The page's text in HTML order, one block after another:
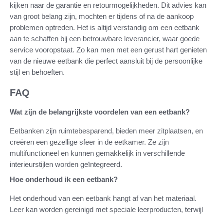
kijken naar de garantie en retourmogelijkheden. Dit advies kan
van groot belang zijn, mochten er tijdens of na de aankoop
problemen optreden. Het is altijd verstandig om een eetbank
aan te schaffen bij een betrouwbare leverancier, waar goede
service vooropstaat. Zo kan men met een gerust hart genieten
van de nieuwe eetbank die perfect aansluit bij de persoonlijke
stijl en behoeften.
FAQ
Wat zijn de belangrijkste voordelen van een eetbank?
Eetbanken zijn ruimtebesparend, bieden meer zitplaatsen, en
creëren een gezellige sfeer in de eetkamer. Ze zijn
multifunctioneel en kunnen gemakkelijk in verschillende
interieurstijlen worden geïntegreerd.
Hoe onderhoud ik een eetbank?
Het onderhoud van een eetbank hangt af van het materiaal.
Leer kan worden gereinigd met speciale leerproducten, terwijl